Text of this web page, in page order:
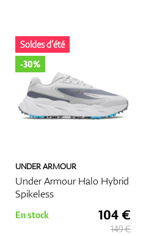
UNDER ARMOUR
Under Armour Halo Hybrid
Spikeless
Soldes d’été
-30%
En stock 104 €
149 €